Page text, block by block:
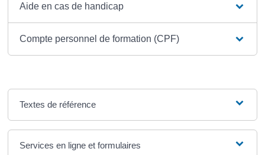
Aide en cas de handicap
Compte personnel de formation (CPF)
Textes de référence
Services en ligne et formulaires